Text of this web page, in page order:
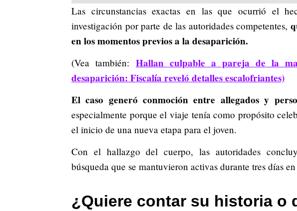
Las circunstancias exactas en las que ocurrió el
investigación por parte de las autoridades competentes,
en los momentos previos a la desaparición.
(Vea también: Hallan culpable a pareja de la
desaparición: Fiscalía reveló detalles escalofriantes)
El caso generó conmoción entre allegados y
especialmente porque el viaje tenía como propósito
el inicio de una nueva etapa para el joven.
Con el hallazgo del cuerpo, las autoridades
búsqueda que se mantuvieron activas durante tres días
¿Quiere contar su historia o